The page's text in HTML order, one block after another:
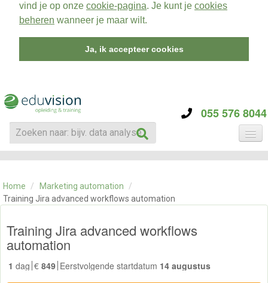
vind je op onze cookie-pagina. Je kunt je cookies
beheren wanneer je maar wilt.
Ja, ik accepteer cookies
055 576 8044
CATEGORIE
OVER ONS
CONTACT
Home / Marketing automation
/
Training Jira advanced workflows automation
Training Jira advanced workflows
automation
1 dag € 849 Eerstvolgende startdatum 14 augustus